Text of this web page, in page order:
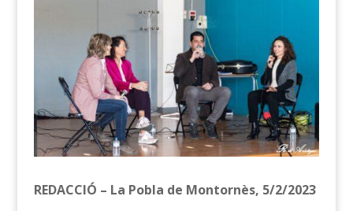
REDACCIÓ – La Pobla de Montornès, 5/2/2023